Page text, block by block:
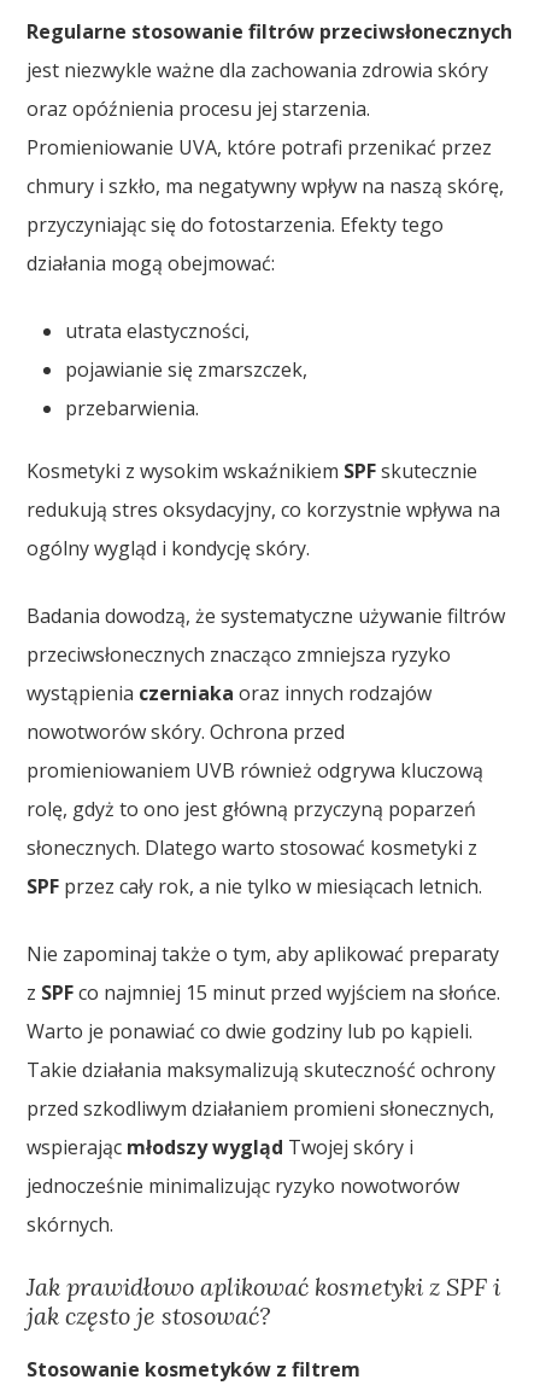
Regularne stosowanie filtrów przeciwsłonecznych
jest niezwykle ważne dla zachowania zdrowia skóry
oraz opóźnienia procesu jej starzenia.
Promieniowanie UVA, które potrafi przenikać przez
chmury i szkło, ma negatywny wpływ na naszą skórę,
przyczyniając się do fotostarzenia. Efekty tego
działania mogą obejmować:
utrata elastyczności,
pojawianie się zmarszczek,
przebarwienia.
Kosmetyki z wysokim wskaźnikiem SPFskutecznie
redukują stres oksydacyjny, co korzystnie wpływa na
ogólny wygląd i kondycję skóry.
Badania dowodzą, że systematyczne używanie filtrów
przeciwsłonecznych znacząco zmniejsza ryzyko
wystąpienia czerniaka oraz innych rodzajów
nowotworów skóry. Ochrona przed
promieniowaniem UVB również odgrywa kluczową
rolę, gdyż to ono jest główną przyczyną poparzeń
słonecznych. Dlatego warto stosować kosmetyki z
SPF przez cały rok, a nie tylko w miesiącach letnich.
Nie zapominaj także o tym, aby aplikować preparaty
z SPFco najmniej 15 minut przed wyjściem na słońce.
Warto je ponawiać co dwie godziny lub po kąpieli.
Takie działania maksymalizują skuteczność ochrony
przed szkodliwym działaniem promieni słonecznych,
wspierając młodszy wygląd Twojej skóry i
jednocześnie minimalizując ryzyko nowotworów
skórnych.
Jak prawidłowo aplikować kosmetyki z SPF i
jak często je stosować?
Stosowanie kosmetyków z filtrem